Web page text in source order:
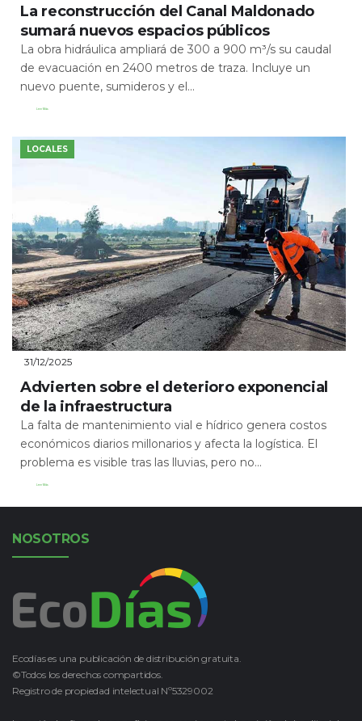
La reconstrucción del Canal Maldonado
sumará nuevos espacios públicos
La obra hidráulica ampliará de 300 a 900 m³/s su caudal
de evacuación en 2400 metros de traza. Incluye un
nuevo puente, sumideros y el...
Leer Más
LOCALES
31/12/2025
Advierten sobre el deterioro exponencial
de la infraestructura
La falta de mantenimiento vial e hídrico genera costos
económicos diarios millonarios y afecta la logística. El
problema es visible tras las lluvias, pero no...
Leer Más
NOSOTROS
Ecodías es una publicación de distribución gratuita.
©Todos los derechos compartidos.
Registro de propiedad intelectual Nº5329002